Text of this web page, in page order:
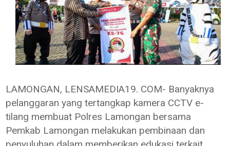
LAMONGAN, LENSAMEDIA19. COM- Banyaknya
pelanggaran yang tertangkap kamera CCTV e-
tilang membuat Polres Lamongan bersama
Pemkab Lamongan melakukan pembinaan dan